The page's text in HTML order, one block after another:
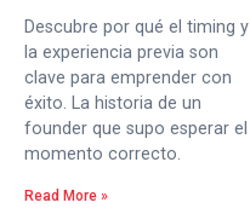
Descubre por qué el timing y
la experiencia previa son
clave para emprender con
éxito. La historia de un
founder que supo esperar el
momento correcto.
Read More »